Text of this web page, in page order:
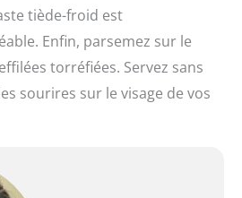
tiède-froid est
Enfin, parsemez sur le
torréfiées. Servez sans
sourires sur le visage de vos